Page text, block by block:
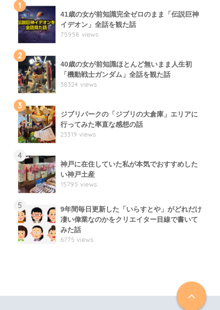
1
41歳の女が前知識完全ゼロのまま「伝説巨神
イデオン」全話を観た話
75958 views
2
40歳の女が前知識ほとんど無いまま人生初
「機動戦士ガンダム」全話を観た話
38324 views
3
ジブリパークの「ジブリの大倉庫」エリアに
行ってみた率直な感想の話
23319 views
4
神戸に在住していた私が本気でおすすめした
い神戸土産
15795 views
5
9年間毎日更新した「いらすとや」がどれだけ
凄い偉業なのかをクリエイター目線で書いて
みた話
6775 views